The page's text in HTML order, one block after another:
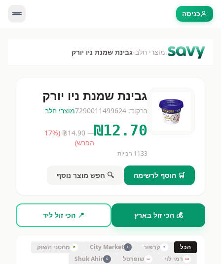
כניסה
›מוצרי חלב›גבינת שמנת ניו יורק
גבינת שמנת ניו יורק
ברקוד: 7290011499624מוצרי חלב
₪12.70
— ₪
14.90
(
17%
הפרש)
1133 חנויות
🛒 הוסף לרשימה 🔍 חפש מוצר נוסף
💰 הכי זול בארץ 📍 הכי זול ליד
הכל קרפור C
City Market
מחסני השוק
רמי לוי
שופרסל S
Shuk Ahir